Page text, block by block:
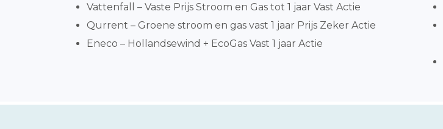
Vattenfall – Vaste Prijs Stroom en Gas tot 1 jaar Vast Actie
Qurrent – Groene stroom en gas vast 1 jaar Prijs Zeker Actie
Eneco – Hollandsewind + EcoGas Vast 1 jaar Actie